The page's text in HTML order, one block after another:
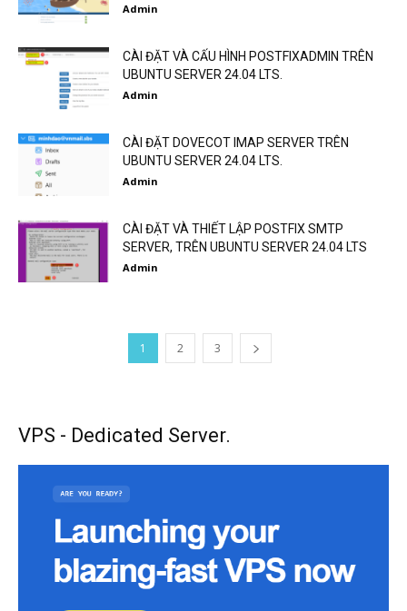
Admin
CÀI ĐẶT VÀ CẤU HÌNH POSTFIXADMIN TRÊN
UBUNTU SERVER 24.04 LTS.
Admin
CÀI ĐẶT DOVECOT IMAP SERVER TRÊN
UBUNTU SERVER 24.04 LTS.
Admin
CÀI ĐẶT VÀ THIẾT LẬP POSTFIX SMTP
SERVER, TRÊN UBUNTU SERVER 24.04 LTS
Admin
1 2 3
VPS - Dedicated Server.